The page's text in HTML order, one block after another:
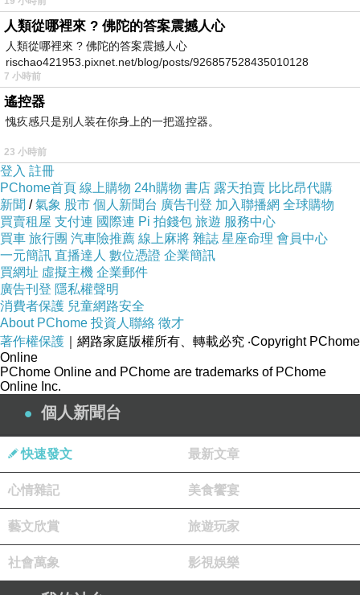
人類從哪裡來 ? 佛陀的答案震撼人心
人類從哪裡來 ? 佛陀的答案震撼人心
rischao421953.pixnet.net/blog/posts/926857528435010128
7 小時前
遙控器
愧疚感只是别人装在你身上的一把遥控器。
23 小時前
登入 註冊
PChome首頁 線上購物 24h購物 書店 露天拍賣 比比昂代購
新聞 /氣象 股市 個人新聞台 廣告刊登 加入聯播網 全球購物
買賣租屋 支付連 國際連 Pi 拍錢包 旅遊 服務中心
買車 旅行團 汽車險推薦 線上麻將 雜誌 星座命理 會員中心
一元簡訊 直播達人 數位憑證 企業簡訊
買網址 虛擬主機 企業郵件
廣告刊登 隱私權聲明
消費者保護 兒童網路安全
About PChome 投資人聯絡 徵才
著作權保護 ｜網路家庭版權所有、轉載必究 ‧Copyright PChome
Online
PChome Online and PChome are trademarks of PChome
Online Inc.
個人新聞台
快速發文 最新文章
心情雜記 美食饗宴
藝文欣賞 旅遊玩家
社會萬象 影視娛樂